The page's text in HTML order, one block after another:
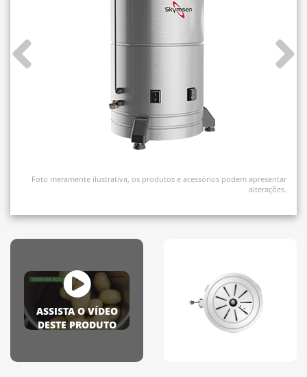
Foto meramente ilustrativa, os produtos e acessórios podem apresentar
alterações.
ASSISTA O VÍDEO
DESTE PRODUTO